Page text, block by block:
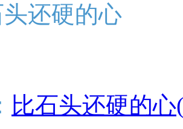
头还硬的心
比石头还硬的